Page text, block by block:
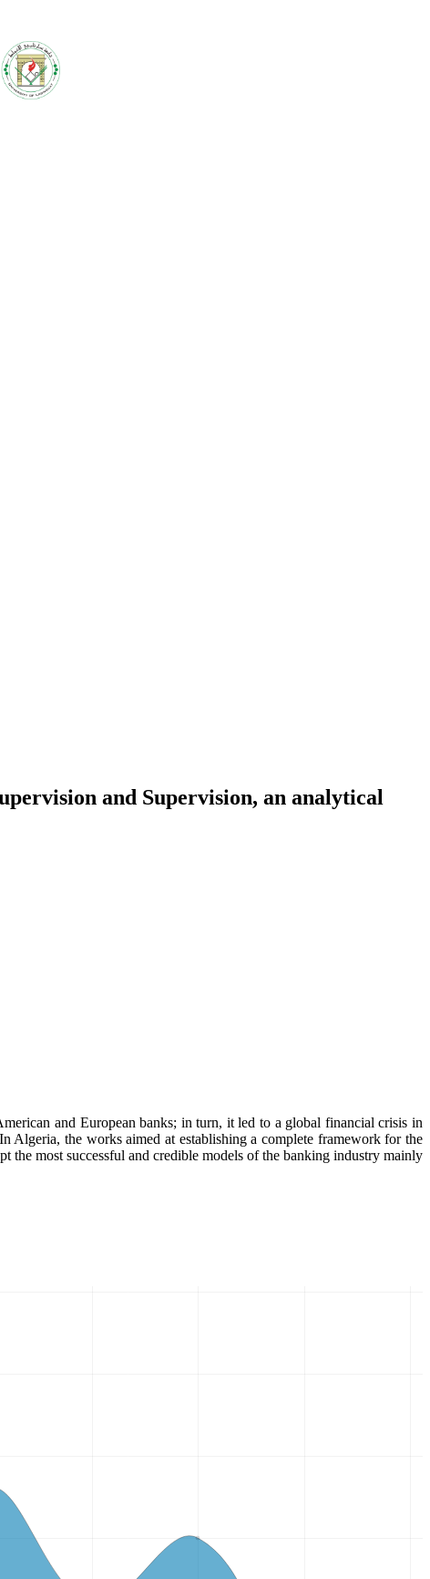
and Supervision, an ‎analytical
and European banks; in turn, it led to a global financial crisis in
Algeria, the works aimed at establishing a complete framework for the
the most successful and credible models of the banking industry mainly